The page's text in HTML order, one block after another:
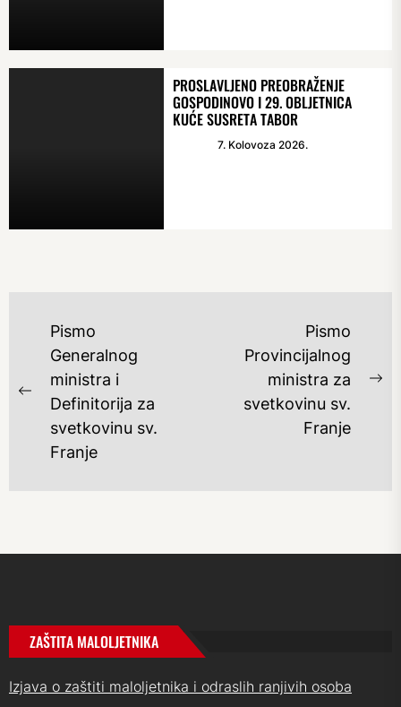
PROSLAVLJENO PREOBRAŽENJE
GOSPODINOVO I 29. OBLJETNICA
KUĆE SUSRETA TABOR
7. Kolovoza 2026.
NAVIGACIJA
OBJAVA
Previous
post:
Pismo
Generalnog
ministra i
Definitorija za
svetkovinu sv.
Franje
Pismo
Provincijalnog
ministra za
svetkovinu sv.
Franje
ZAŠTITA MALOLJETNIKA
Izjava o zaštiti maloljetnika i odraslih ranjivih osoba